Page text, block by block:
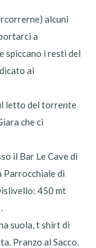
alcuni
a
spiccano i resti del
ai
letto del torrente
che ci
il Bar Le Cave di
Parrocchiale di
450 mt
suola, t shirt di
Pranzo al Sacco.